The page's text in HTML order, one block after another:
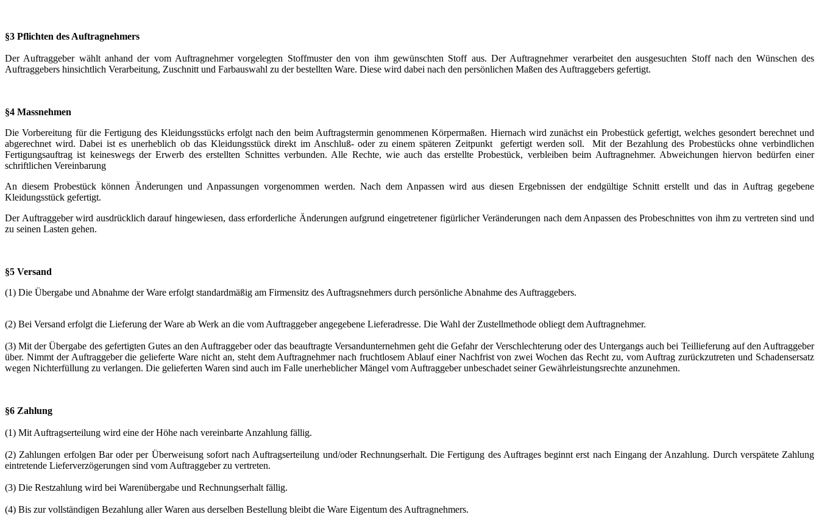
§3 Pflichten des Auftragnehmers
Der Auftraggeber wählt anhand der vom Auftragnehmer vorgelegten Stoffmuster den von ihm gewünschten Stoff aus. Der Auftragnehmer verarbeitet den ausgesuchten Stoff nach den Wünschen des
Auftraggebers hinsichtlich Verarbeitung, Zuschnitt und Farbauswahl zu der bestellten Ware. Diese wird dabei nach den persönlichen Maßen des Auftraggebers gefertigt.
§4 Massnehmen
Die Vorbereitung für die Fertigung des Kleidungsstücks erfolgt nach den beim Auftragstermin genommenen Körpermaßen. Hiernach wird zunächst ein Probestück gefertigt, welches gesondert berechnet und
abgerechnet wird. Dabei ist es unerheblich ob das Kleidungsstück direkt im Anschluß- oder zu einem späteren Zeitpunkt gefertigt werden soll. Mit der Bezahlung des Probestücks ohne verbindlichen
Fertigungsauftrag ist keineswegs der Erwerb des erstellten Schnittes verbunden. Alle Rechte, wie auch das erstellte Probestück, verbleiben beim Auftragnehmer. Abweichungen hiervon bedürfen einer
schriftlichen Vereinbarung
An diesem Probestück können Änderungen und Anpassungen vorgenommen werden. Nach dem Anpassen wird aus diesen Ergebnissen der endgültige Schnitt erstellt und das in Auftrag gegebene
Kleidungsstück gefertigt.
Der Auftraggeber wird ausdrücklich darauf hingewiesen, dass erforderliche Änderungen aufgrund eingetretener figürlicher Veränderungen nach dem Anpassen des Probeschnittes von ihm zu vertreten sind und
zu seinen Lasten gehen.
§5 Versand
(1) Die Übergabe und Abnahme der Ware erfolgt standardmäßig am Firmensitz des Auftragsnehmers durch persönliche Abnahme des Auftraggebers.
(2) Bei Versand erfolgt die Lieferung der Ware ab Werk an die vom Auftraggeber angegebene Lieferadresse. Die Wahl der Zustellmethode obliegt dem Auftragnehmer.
(3) Mit der Übergabe des gefertigten Gutes an den Auftraggeber oder das beauftragte Versandunternehmen geht die Gefahr der Verschlechterung oder des Untergangs auch bei Teillieferung auf den Auftraggeber
über. Nimmt der Auftraggeber die gelieferte Ware nicht an, steht dem Auftragnehmer nach fruchtlosem Ablauf einer Nachfrist von zwei Wochen das Recht zu, vom Auftrag zurückzutreten und Schadensersatz
wegen Nichterfüllung zu verlangen. Die gelieferten Waren sind auch im Falle unerheblicher Mängel vom Auftraggeber unbeschadet seiner Gewährleistungsrechte anzunehmen.
§6 Zahlung
(1) Mit Auftragserteilung wird eine der Höhe nach vereinbarte Anzahlung fällig.
(2) Zahlungen erfolgen Bar oder per Überweisung sofort nach Auftragserteilung und/oder Rechnungserhalt. Die Fertigung des Auftrages beginnt erst nach Eingang der Anzahlung. Durch verspätete Zahlung
eintretende Lieferverzögerungen sind vom Auftraggeber zu vertreten.
(3) Die Restzahlung wird bei Warenübergabe und Rechnungserhalt fällig.
(4) Bis zur vollständigen Bezahlung aller Waren aus derselben Bestellung bleibt die Ware Eigentum des Auftragnehmers.